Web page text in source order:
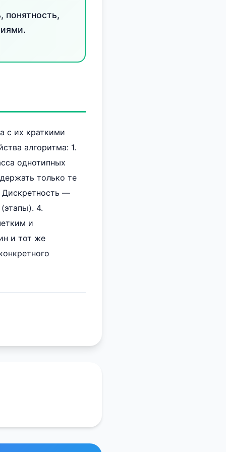
понятность,
с их краткими
алгоритма: 1.
однотипных
только те
Дискретность —
4.
и
и тот же